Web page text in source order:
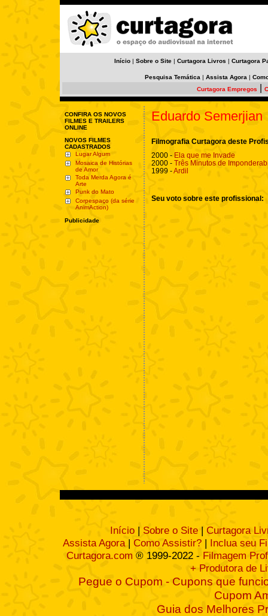
Início | Sobre o Site | Curtagora Livros | Curtagora
Pesquisa Temática | Assista Agora |
Curtagora Empregos
CONFIRA OS NOVOS
FILMES E TRAILERS
ONLINE
NOVOS FILMES
CADASTRADOS
Lugar Algum
Mosaica de Histórias
de Amor
Toda Merda Agora é
Arte
Punk do Mato
Corpespaço (da série
AnimAction)
Publicidade
Eduardo Semerjian
Filmografia Curtagora deste
2000 - Ela que me Invade
2000 - Três Minutos de
1999 -Ardil
Seu voto sobre este profissional:
Início | Sobre o Site | Curtagora
Assista Agora| Como Assistir? | Inclua seu
Curtagora.com ® 1999-2022 - Filmagem
+ Produtora de
Pegue o Cupom - Cupons que
Cupom
Guia dos Melhores